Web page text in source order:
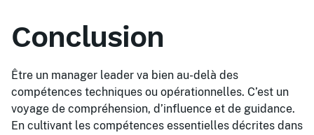
Conclusion
Être un manager leader va bien au-delà des
compétences techniques ou opérationnelles. C’est un
voyage de compréhension, d’influence et de guidance.
En cultivant les compétences essentielles décrites dans